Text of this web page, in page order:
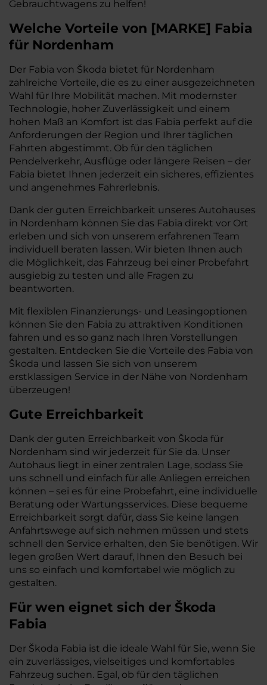
Gebrauchtwagens zu helfen!
Welche Vorteile von [MARKE] Fabia
für Nordenham
Der Fabia von Škoda bietet für Nordenham
zahlreiche Vorteile, die es zu einer ausgezeichneten
Wahl für Ihre Mobilität machen. Mit modernster
Technologie, hoher Zuverlässigkeit und einem
hohen Maß an Komfort ist das Fabia perfekt auf die
Anforderungen der Region und Ihrer täglichen
Fahrten abgestimmt. Ob für den täglichen
Pendelverkehr, Ausflüge oder längere Reisen – der
Fabia bietet Ihnen jederzeit ein sicheres, effizientes
und angenehmes Fahrerlebnis.
Dank der guten Erreichbarkeit unseres Autohauses
in Nordenham können Sie das Fabia direkt vor Ort
erleben und sich von unserem erfahrenen Team
individuell beraten lassen. Wir bieten Ihnen auch
die Möglichkeit, das Fahrzeug bei einer Probefahrt
ausgiebig zu testen und alle Fragen zu
beantworten.
Mit flexiblen Finanzierungs- und Leasingoptionen
können Sie den Fabia zu attraktiven Konditionen
fahren und es so ganz nach Ihren Vorstellungen
gestalten. Entdecken Sie die Vorteile des Fabia von
Škoda und lassen Sie sich von unserem
erstklassigen Service in der Nähe von Nordenham
überzeugen!
Gute Erreichbarkeit
Dank der guten Erreichbarkeit von Škoda für
Nordenham sind wir jederzeit für Sie da. Unser
Autohaus liegt in einer zentralen Lage, sodass Sie
uns schnell und einfach für alle Anliegen erreichen
können – sei es für eine Probefahrt, eine individuelle
Beratung oder Wartungsservices. Diese bequeme
Erreichbarkeit sorgt dafür, dass Sie keine langen
Anfahrtswege auf sich nehmen müssen und stets
schnell den Service erhalten, den Sie benötigen. Wir
legen großen Wert darauf, Ihnen den Besuch bei
uns so einfach und komfortabel wie möglich zu
gestalten.
Für wen eignet sich der Škoda
Fabia
Der Škoda Fabia ist die ideale Wahl für Sie, wenn Sie
ein zuverlässiges, vielseitiges und komfortables
Fahrzeug suchen. Egal, ob für den täglichen